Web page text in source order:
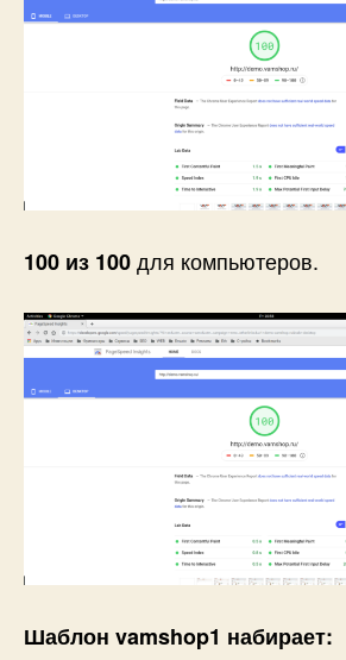
100 из 100для компьютеров.
Шаблон vamshop1 набирает: